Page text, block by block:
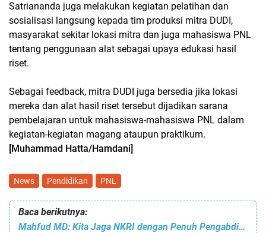
Satriananda juga melakukan kegiatan pelatihan dan
sosialisasi langsung kepada tim produksi mitra DUDI,
masyarakat sekitar lokasi mitra dan juga mahasiswa PNL
tentang penggunaan alat sebagai upaya edukasi hasil
riset.
Sebagai feedback, mitra DUDI juga bersedia jika lokasi
mereka dan alat hasil riset tersebut dijadikan sarana
pembelajaran untuk mahasiswa-mahasiswa PNL dalam
kegiatan-kegiatan magang ataupun praktikum.
[Muhammad Hatta/Hamdani]
News Pendidikan PNL
Baca berikutnya:
Mahfud MD: Kita Jaga NKRI dengan Penuh Pengabdian